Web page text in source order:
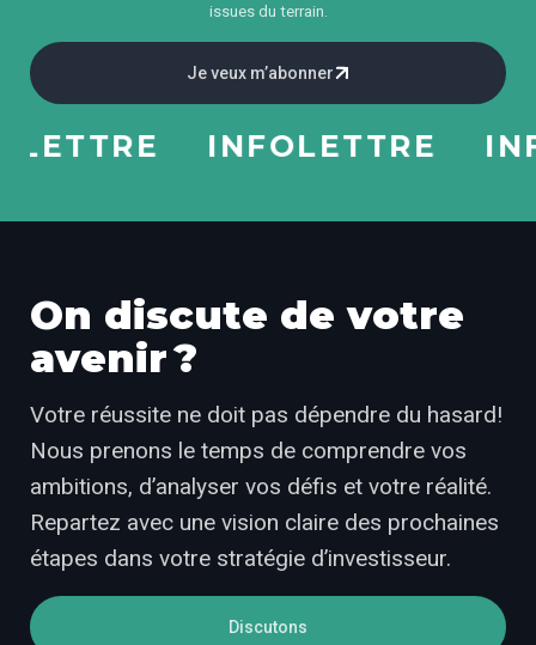
issues du terrain.
Je veux m’abonner
INFOLETTRE
On discute de votre
avenir ?
Votre réussite ne doit pas dépendre du hasard!
Nous prenons le temps de comprendre vos
ambitions, d’analyser vos défis et votre réalité.
Repartez avec une vision claire des prochaines
étapes dans votre stratégie d’investisseur.
Discutons